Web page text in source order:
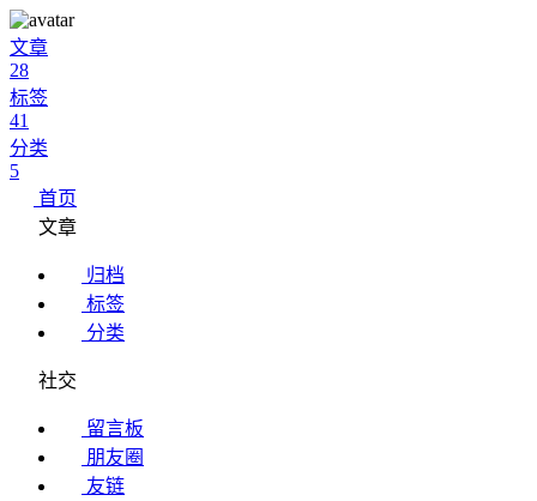
文章
28
标签
41
分类
5
首页
文章
归档
标签
分类
社交
留言板
朋友圈
友链